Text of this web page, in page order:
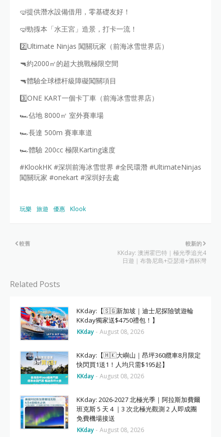
🤿提供潛水設備借用，零基礎友好！
🤿勁揼本「水王宮」造景，打卡一流！
2️⃣Ultimate Ninjas 闖關玩家（前海冰雪世界店）
🔫約2000㎡的超大挑戰極限空間
🔫體驗全球標杆級障礙闖關項目
3️⃣ONE KART一個卡丁車（前海冰雪世界店）
🏎️佔地 8000㎡ 室外賽車場
🏎️長達 500m 賽車車道
🏎️體驗 200cc 極限Karting速度
#KlookHK #深圳前海冰雪世界 #全民環潛 #UltimateNinjas
闖關玩家 #onekart #深圳好去處
玩樂 旅遊 優惠 Klook
較新的
KKday: 澳洲霍巴特｜極光季追光4
日遊｜布魯尼島+亞瑟港+酒杯灣
較舊
Related Posts
KKday:【🇸🇬新加坡｜迪士尼探險號遊輪
KKday獨家送$4750禮包！】
KKday - August 08, 2026
KKday:【🇭🇰大嶼山｜昂坪360纜車8月限定
快閃買1送1！人均只需$195起】
KKday - August 08, 2026
KKday: 2026-2027 北極光季｜阿拉斯加費爾
班克斯 5 天 4 ｜3 次北極光觀測 2 人即成團
免費機場接送
KKday - August 08, 2026